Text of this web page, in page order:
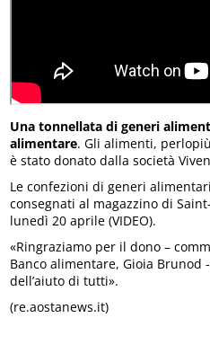
Una tonnellata di generi
alimentare. Gli alimenti,
è stato donato dalla società
Le confezioni di generi
consegnati al magazzino di
lunedì 20 aprile (VIDEO).
«Ringraziamo per il dono –
Banco alimentare, Gioia Brunod
dell’aiuto di tutti».
(re.aostanews.it)